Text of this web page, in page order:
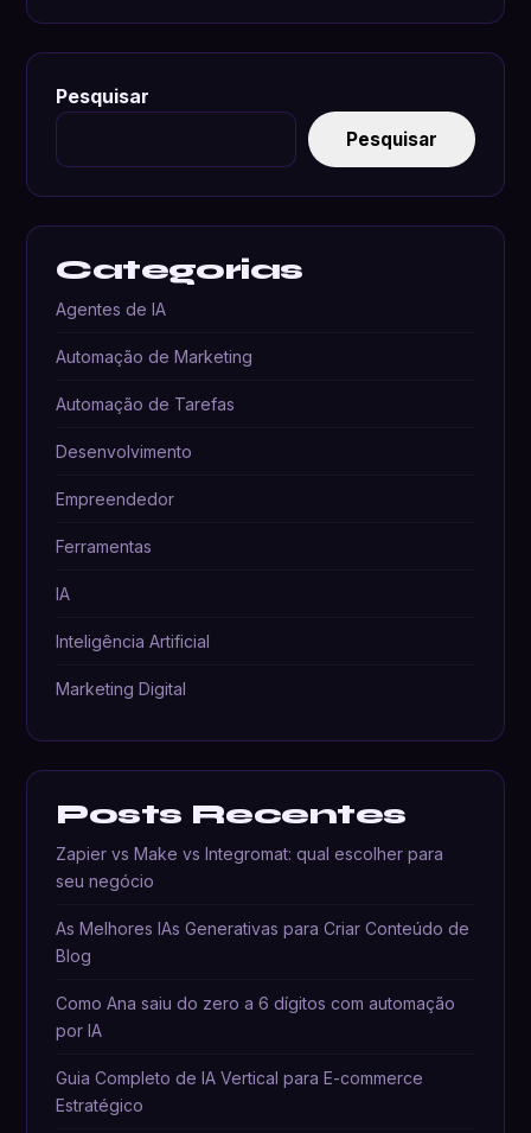
Pesquisar
Pesquisar
Categorias
Agentes de IA
Automação de Marketing
Automação de Tarefas
Desenvolvimento
Empreendedor
Ferramentas
IA
Inteligência Artificial
Marketing Digital
Posts Recentes
Zapier vs Make vs Integromat: qual escolher para
seu negócio
As Melhores IAs Generativas para Criar Conteúdo de
Blog
Como Ana saiu do zero a 6 dígitos com automação
por IA
Guia Completo de IA Vertical para E-commerce
Estratégico